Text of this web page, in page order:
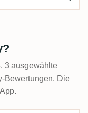
3 ausgewählte
Bewertungen. Die